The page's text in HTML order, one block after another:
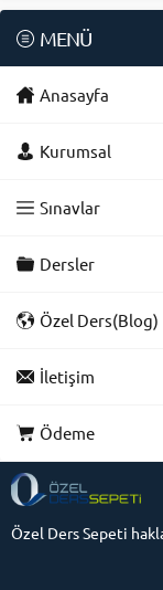
MENÜ
Anasayfa
Kurumsal
Sınavlar
Dersler
Özel Ders(Blog)
İletişim
Ödeme
Özel Ders Sepeti